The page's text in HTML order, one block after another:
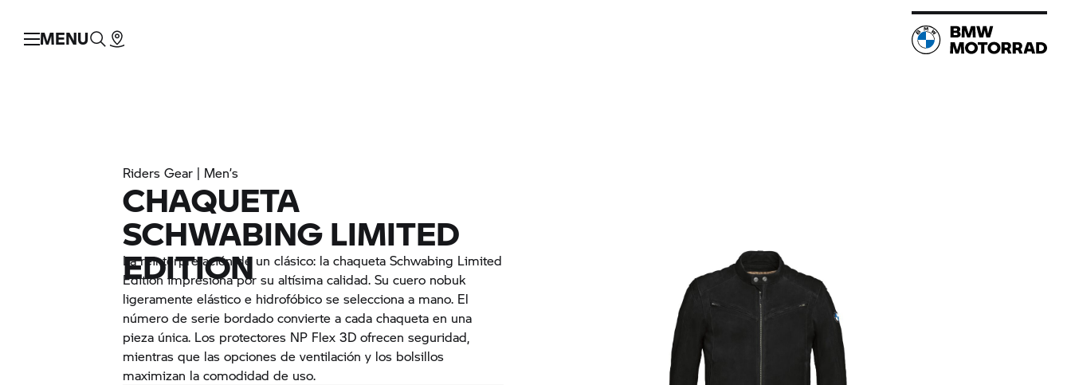
MENU
Riders Gear | Men’s
CHAQUETA
SCHWABING LIMITED
EDITION
La reinterpretación de un clásico: la chaqueta Schwabing Limited
Edition impresiona por su altísima calidad. Su cuero nobuk
ligeramente elástico e hidrofóbico se selecciona a mano. El
número de serie bordado convierte a cada chaqueta en una
pieza única. Los protectores NP Flex 3D ofrecen seguridad,
mientras que las opciones de ventilación y los bolsillos
maximizan la comodidad de uso.